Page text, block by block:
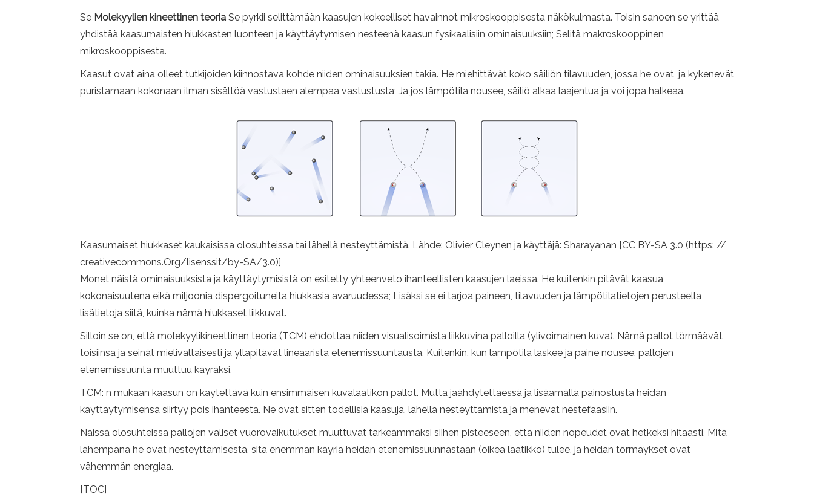
Se Molekyylien kineettinen teoria Se pyrkii selittämään kaasujen kokeelliset havainnot mikroskooppisesta näkökulmasta. Toisin sanoen se yrittää
yhdistää kaasumaisten hiukkasten luonteen ja käyttäytymisen nesteenä kaasun fysikaalisiin ominaisuuksiin; Selitä makroskooppinen
mikroskooppisesta.
Kaasut ovat aina olleet tutkijoiden kiinnostava kohde niiden ominaisuuksien takia. He miehittävät koko säiliön tilavuuden, jossa he ovat, ja kykenevät
puristamaan kokonaan ilman sisältöä vastustaen alempaa vastustusta; Ja jos lämpötila nousee, säiliö alkaa laajentua ja voi jopa halkeaa.
Kaasumaiset hiukkaset kaukaisissa olosuhteissa tai lähellä nesteyttämistä. Lähde: Olivier Cleynen ja käyttäjä: Sharayanan [CC BY-SA 3.0 (https: //
creativecommons.Org/lisenssit/by-SA/3.0)]
Monet näistä ominaisuuksista ja käyttäytymisistä on esitetty yhteenveto ihanteellisten kaasujen laeissa. He kuitenkin pitävät kaasua
kokonaisuutena eikä miljoonia dispergoituneita hiukkasia avaruudessa; Lisäksi se ei tarjoa paineen, tilavuuden ja lämpötilatietojen perusteella
lisätietoja siitä, kuinka nämä hiukkaset liikkuvat.
Silloin se on, että molekyylikineettinen teoria (TCM) ehdottaa niiden visualisoimista liikkuvina palloilla (ylivoimainen kuva). Nämä pallot törmäävät
toisiinsa ja seinät mielivaltaisesti ja ylläpitävät lineaarista etenemissuuntausta. Kuitenkin, kun lämpötila laskee ja paine nousee, pallojen
etenemissuunta muuttuu käyräksi.
TCM: n mukaan kaasun on käytettävä kuin ensimmäisen kuvalaatikon pallot. Mutta jäähdytettäessä ja lisäämällä painostusta heidän
käyttäytymisensä siirtyy pois ihanteesta. Ne ovat sitten todellisia kaasuja, lähellä nesteyttämistä ja menevät nestefaasiin.
Näissä olosuhteissa pallojen väliset vuorovaikutukset muuttuvat tärkeämmäksi siihen pisteeseen, että niiden nopeudet ovat hetkeksi hitaasti. Mitä
lähempänä he ovat nesteyttämisestä, sitä enemmän käyriä heidän etenemissuunnastaan ​​(oikea laatikko) tulee, ja heidän törmäykset ovat
vähemmän energiaa.
[TOC]